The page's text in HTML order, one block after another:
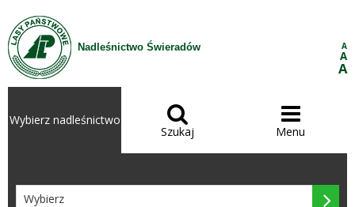
Przejdź do treści
Nadleśnictwo Świeradów A
A
A
Wybierz nadleśnictwo 
Szukaj

Menu
